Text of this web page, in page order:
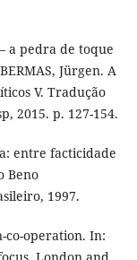
a pedra de toque
Jürgen. A
V. Tradução
2015. p. 127-154.
entre facticidade
Beno
1997.
co-operation. In: